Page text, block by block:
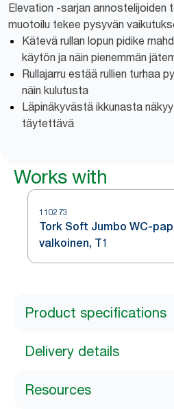
Elevation -sarjan annostelijoiden
muotoilu tekee pysyvän
Kätevä rullan lopun pidike
käytön ja näin pienemmän
Rullajarru estää rullien turhaa
näin kulutusta
Läpinäkyvästä ikkunasta
täytettävä
Works with
110273
Tork Soft Jumbo WC-
valkoinen, T1
Product specifications
Delivery details
Resources